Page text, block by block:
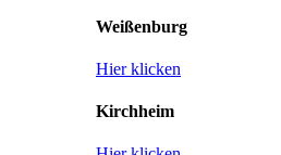
Weißenburg
Hier klicken
Kirchheim